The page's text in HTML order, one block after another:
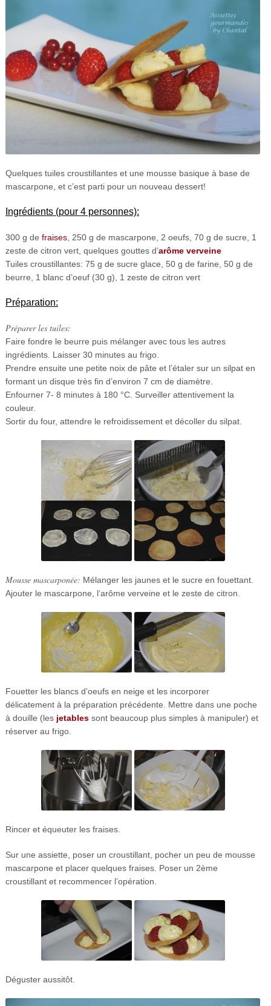
Quelques tuiles croustillantes et une mousse basique à base de
mascarpone, et c’est parti pour un nouveau dessert!
Ingrédients (pour 4 personnes):
300 g de fraises, 250 g de mascarpone, 2 oeufs, 70 g de sucre, 1
zeste de citron vert, quelques gouttes d’arôme verveine
Tuiles croustillantes: 75 g de sucre glace, 50 g de farine, 50 g de
beurre, 1 blanc d’oeuf (30 g), 1 zeste de citron vert
Préparation:
Préparer les tuiles:
Faire fondre le beurre puis mélanger avec tous les autres
ingrédients. Laisser 30 minutes au frigo.
Prendre ensuite une petite noix de pâte et l’étaler sur un silpat en
formant un disque très fin d’environ 7 cm de diamètre.
Enfourner 7- 8 minutes à 180 °C. Surveiller attentivement la
couleur.
Sortir du four, attendre le refroidissement et décoller du silpat.
Mousse mascarponée: Mélanger les jaunes et le sucre en fouettant.
Ajouter le mascarpone, l’arôme verveine et le zeste de citron.
Fouetter les blancs d’oeufs en neige et les incorporer
délicatement à la préparation précédente. Mettre dans une poche
à douille (les jetablessont beaucoup plus simples à manipuler) et
réserver au frigo.
Rincer et équeuter les fraises.
Sur une assiette, poser un croustillant, pocher un peu de mousse
mascarpone et placer quelques fraises. Poser un 2ème
croustillant et recommencer l’opération.
Déguster aussitôt.